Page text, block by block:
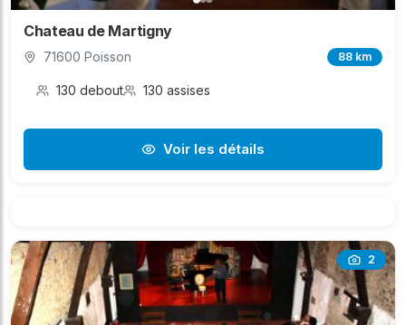
Chateau de Martigny
71600 Poisson 88 km
130 debout 130 assises
Voir les détails
2